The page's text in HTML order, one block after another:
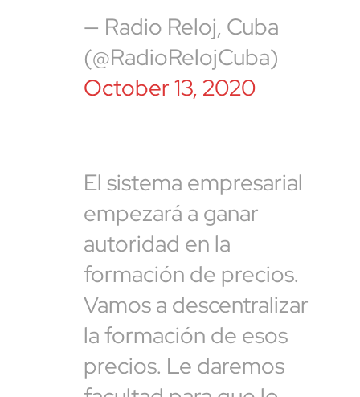
— Radio Reloj, Cuba
(@RadioRelojCuba)
October 13, 2020
El sistema empresarial
empezará a ganar
autoridad en la
formación de precios.
Vamos a descentralizar
la formación de esos
precios. Le daremos